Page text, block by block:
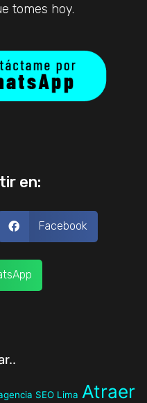
tomes hoy.
en:
Facebook
SEO Lima Atraer